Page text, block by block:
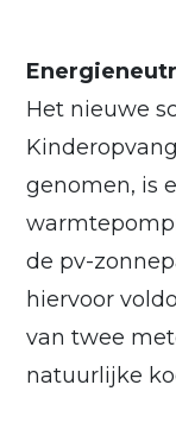
Het nieuwe
genomen, is
de pv-
hiervoor
van twee
natuurlijke